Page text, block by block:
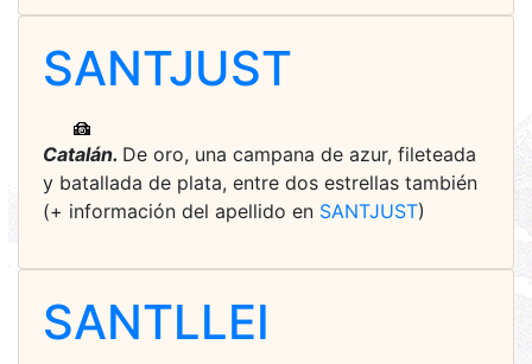
SANTJUST
Catalán. De oro, una campana de azur, fileteada
y batallada de plata, entre dos estrellas también
(+ información del apellido en SANTJUST)
SANTLLEI